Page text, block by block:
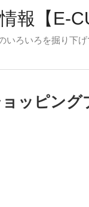
報【E-
いろいろを掘り下
ッピング